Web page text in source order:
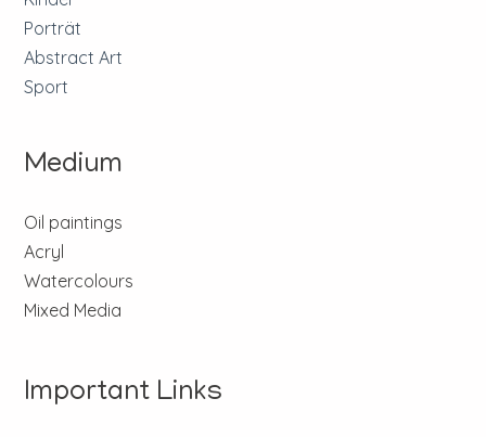
Porträt
Abstract Art
Sport
Medium
Oil paintings
Acryl
Watercolours
Mixed Media
Important Links